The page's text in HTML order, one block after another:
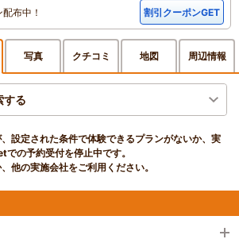
布中！ 割引クーポンGET
写真 クチコミ 地図 周辺情報
する
設定された条件で体験できるプランがないか、実
の予約受付を停止中です。
他の実施会社をご利用ください。